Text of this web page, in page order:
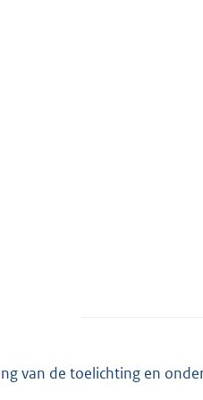
van de toelichting en